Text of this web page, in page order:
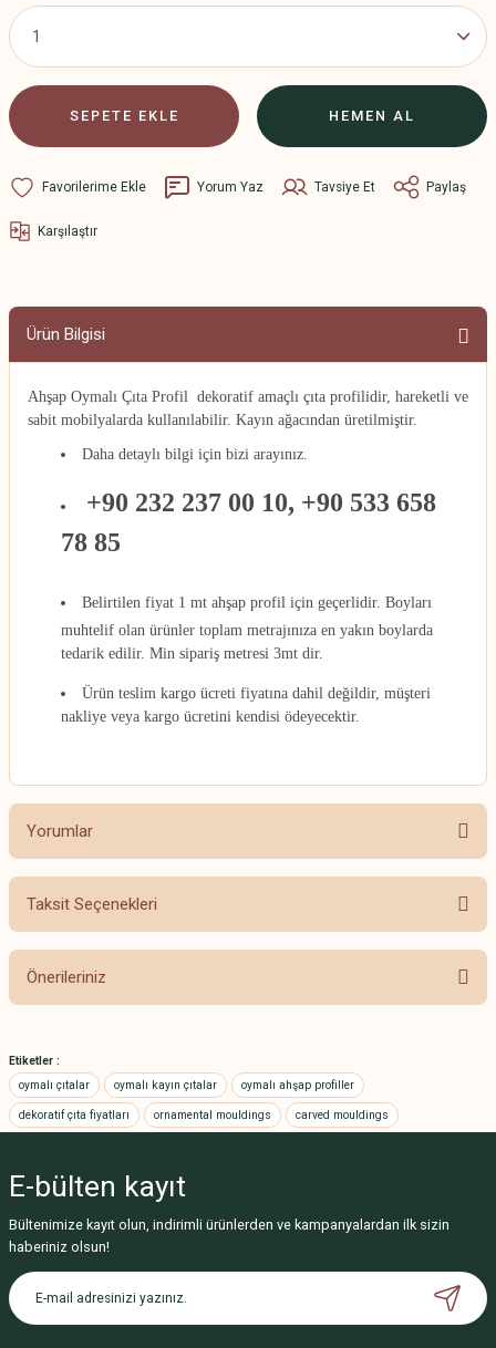
SEPETE EKLE HEMEN AL
Yorum Yaz Tavsiye Et Paylaş
Karşılaştır
Ürün Bilgisi
Ahşap Oymalı Çıta Profil dekoratif amaçlı çıta profilidir, hareketli ve
sabit mobilyalarda kullanılabilir. Kayın ağacından üretilmiştir.
Daha detaylı bilgi için bizi arayınız.
+90 232 237 00 10, +90 533 658
78 85
Belirtilen fiyat 1 mt ahşap profil için geçerlidir. Boyları
muhtelif olan ürünler toplam metrajınıza en yakın boylarda
tedarik edilir. Min sipariş metresi 3mt dir.
Ürün teslim kargo ücreti fiyatına dahil değildir, müşteri
nakliye veya kargo ücretini kendisi ödeyecektir.
Yorumlar
Bu ürüne ilk yorumu siz yapın!
Taksit Seçenekleri
Önerileriniz
yetersiz gördüğünüz noktaları öneri formunu kullanarak tarafımıza
iletebilirsiniz.
Görüş ve önerileriniz için teşekkür ederiz.
Ürün açıklamasında eksik bilgiler bulunuyor.
Ürün bilgilerinde hatalar bulunuyor.
Ürün fiyatı diğer sitelerden daha pahalı.
Etiketler :
oymalı çıtalar
oymalı kayın çıtalar oymalı ahşap profiller
dekoratif çıta fiyatları ornamental mouldings carved mouldings
E-bülten kayıt
Bültenimize kayıt olun, indirimli ürünlerden ve kampanyalardan ilk sizin
haberiniz olsun!